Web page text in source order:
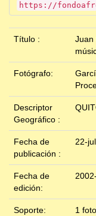
https://
Título :
Juan
Fotógrafo:
Descriptor
Geográfico :
Fecha de
publicación :
22-
Fecha de
edición:
Soporte:
1